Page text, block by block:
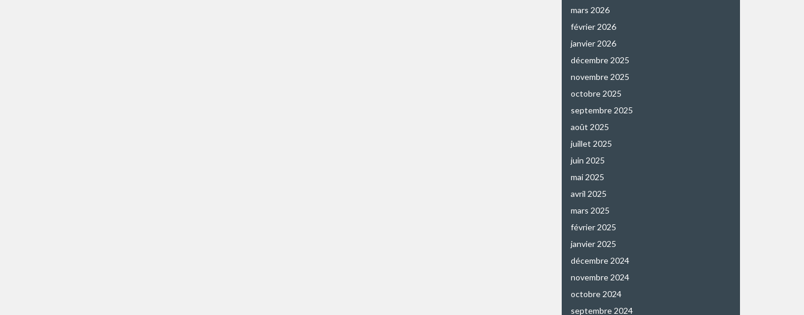
mars 2026
février 2026
janvier 2026
décembre 2025
novembre 2025
octobre 2025
septembre 2025
août 2025
juillet 2025
juin 2025
mai 2025
avril 2025
mars 2025
février 2025
janvier 2025
décembre 2024
novembre 2024
octobre 2024
septembre 2024